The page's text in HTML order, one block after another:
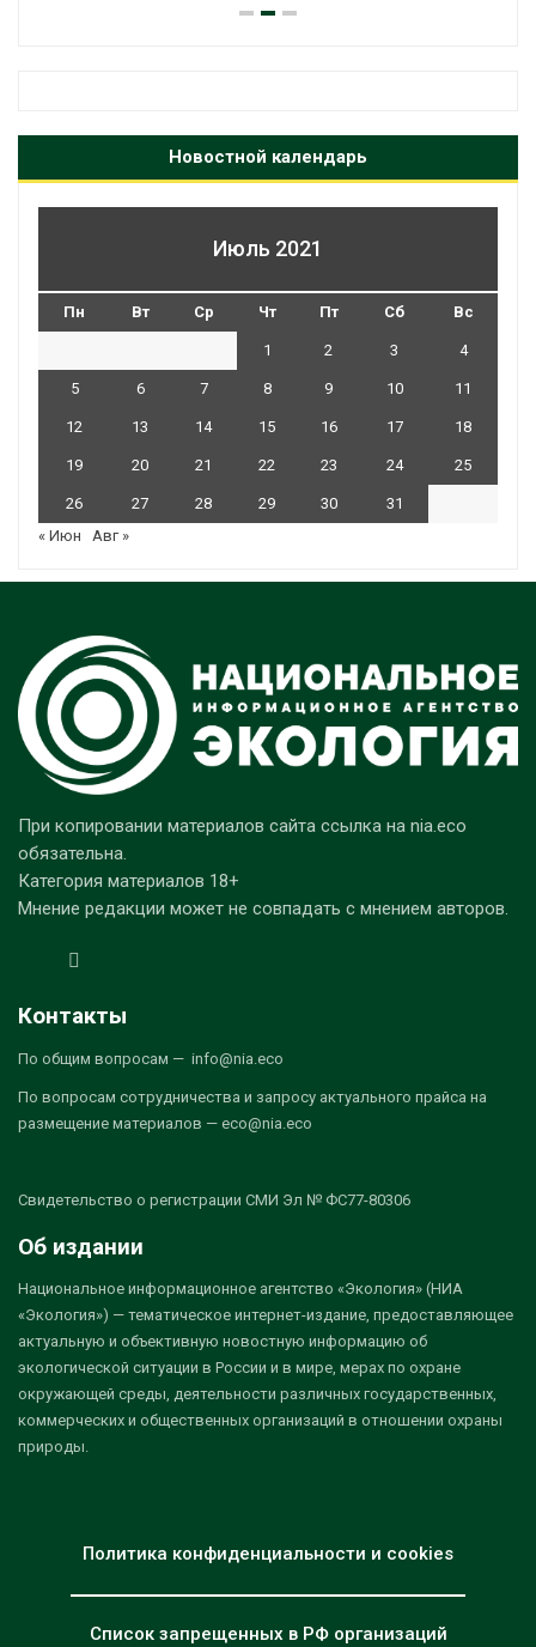
Новостной календарь
Июль 2021
Пн Вт Ср Чт Пт Сб Вс
1 2 3 4
5 6 7 8 9 10 11
12 13 14 15 16 17 18
19 20 21 22 23 24 25
26 27 28 29 30
31
« Июн
Авг »
При копировании материалов сайта ссылка на nia.eco
обязательна.
Категория материалов 18+
Мнение редакции может не совпадать с мнением авторов.
Контакты
По общим вопросам — info@nia.eco
По вопросам сотрудничества и запросу актуального прайса на
размещение материалов — eco@nia.eco
Свидетельство о регистрации СМИ Эл № ФС77-80306
Об издании
Национальное информационное агентство «Экология» (НИА
«Экология») — тематическое интернет-издание, предоставляющее
актуальную и объективную новостную информацию об
экологической ситуации в России и в мире, мерах по охране
окружающей среды, деятельности различных государственных,
коммерческих и общественных организаций в отношении охраны
природы.
Политика конфиденциальности и cookies
Список запрещенных в РФ организаций